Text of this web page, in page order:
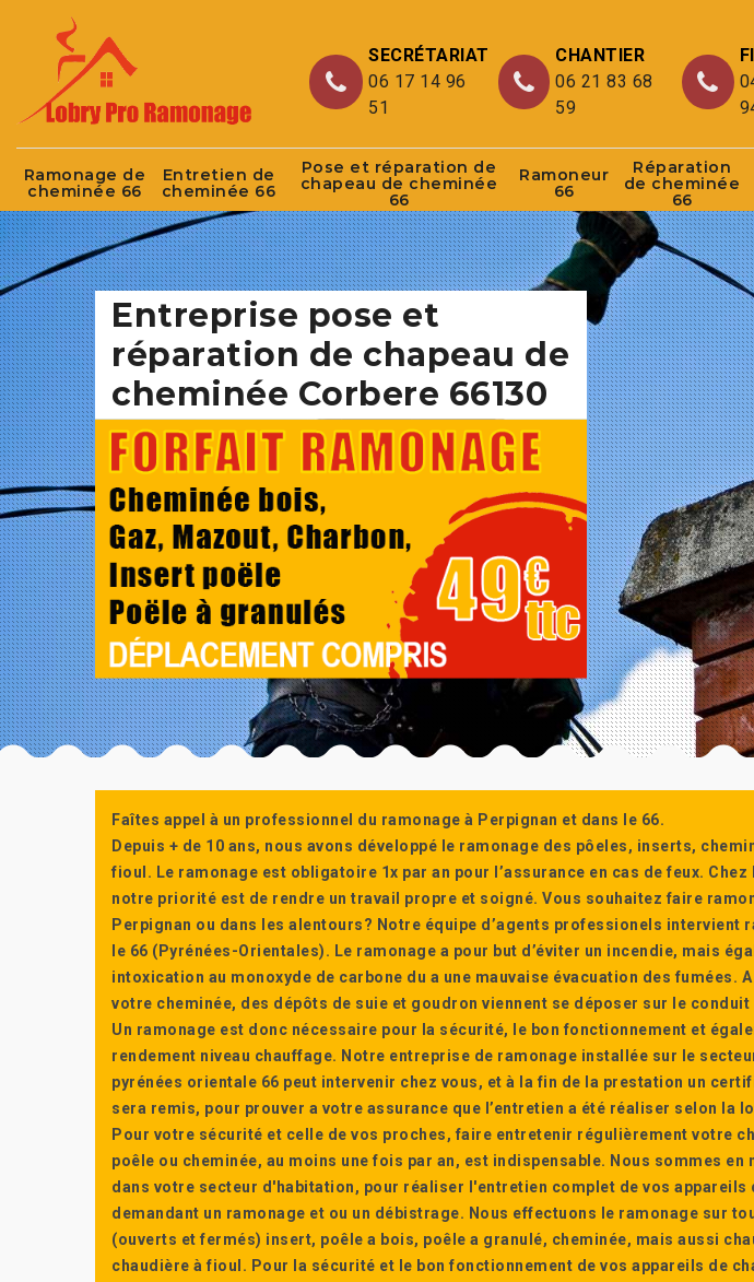
SECRÉTARIAT
06 17 14 96
51
CHANTIER
06 21 83 68
59
Ramonage de
cheminée 66
Entretien de
cheminée 66
Pose et réparation de
chapeau de cheminée
66
Ramoneur
66
Réparation
de cheminée
66
Entreprise pose et
réparation de chapeau de
cheminée Corbere 66130
Faîtes appel à un professionnel du ramonage à Perpignan et dans le 66.
Depuis + de 10 ans, nous avons développé le ramonage des pôeles, inserts,
fioul. Le ramonage est obligatoire 1x par an pour l’assurance en cas de feux.
notre priorité est de rendre un travail propre et soigné. Vous souhaitez faire
Perpignan ou dans les alentours? Notre équipe d’agents professionels intervient
le 66 (Pyrénées-Orientales). Le ramonage a pour but d’éviter un incendie, mais
intoxication au monoxyde de carbone du a une mauvaise évacuation des fumées.
votre cheminée, des dépôts de suie et goudron viennent se déposer sur le
Un ramonage est donc nécessaire pour la sécurité, le bon fonctionnement et
rendement niveau chauffage. Notre entreprise de ramonage installée sur le
pyrénées orientale 66 peut intervenir chez vous, et à la fin de la prestation un
sera remis, pour prouver a votre assurance que l’entretien a été réaliser selon la
Pour votre sécurité et celle de vos proches, faire entretenir régulièrement votre
poêle ou cheminée, au moins une fois par an, est indispensable. Nous sommes en
dans votre secteur d'habitation, pour réaliser l'entretien complet de vos appareils
demandant un ramonage et ou un débistrage. Nous effectuons le ramonage sur
(ouverts et fermés) insert, poêle a bois, poêle a granulé, cheminée, mais aussi
chaudière à fioul. Pour la sécurité et le bon fonctionnement de vos appareils de